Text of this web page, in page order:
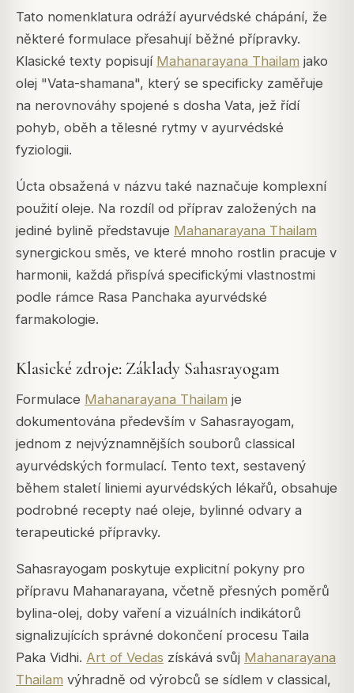
Tato nomenklatura odráží ayurvédské chápání, že
některé formulace přesahují běžné přípravky.
Klasické texty popisují Mahanarayana Thailam jako
olej "Vata-shamana", který se specificky zaměřuje
na nerovnováhy spojené s dosha Vata, jež řídí
pohyb, oběh a tělesné rytmy v ayurvédské
fyziologii.
Úcta obsažená v názvu také naznačuje komplexní
použití oleje. Na rozdíl od příprav založených na
jediné bylině představuje Mahanarayana Thailam
synergickou směs, ve které mnoho rostlin pracuje v
harmonii, každá přispívá specifickými vlastnostmi
podle rámce Rasa Panchaka ayurvédské
farmakologie.
Klasické zdroje: Základy Sahasrayogam
Formulace Mahanarayana Thailam je
dokumentována především v Sahasrayogam,
jednom z nejvýznamnějších souborů classical
ayurvédských formulací. Tento text, sestavený
během staletí liniemi ayurvédských lékařů, obsahuje
podrobné recepty naé oleje, bylinné odvary a
terapeutické přípravky.
Sahasrayogam poskytuje explicitní pokyny pro
přípravu Mahanarayana, včetně přesných poměrů
bylina-olej, doby vaření a vizuálních indikátorů
signalizujících správné dokončení procesu Taila
Paka Vidhi. Art of Vedas získává svůj Mahanarayana
Thailam výhradně od výrobců se sídlem v classical,